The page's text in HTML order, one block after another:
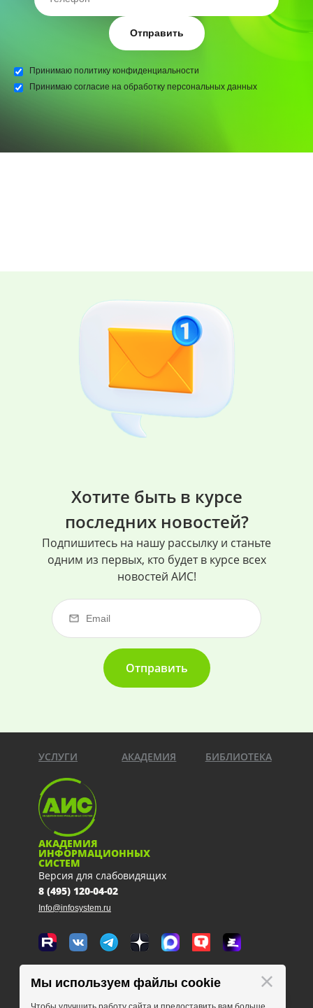
Отправить
Принимаю политику конфиденциальности
Принимаю согласие на обработку персональных данных
Хотите быть в курсе
последних новостей?
Подпишитесь на нашу рассылку и станьте
одним из первых, кто будет в курсе всех
новостей АИС!
Отправить
УСЛУГИ АКАДЕМИЯ БИБЛИОТЕКА
АКАДЕМИЯ
ИНФОРМАЦИОННЫХ
СИСТЕМ
Версия для слабовидящих
8 (495) 120-04-02
Info@infosystem.ru
Москва, 111123, ул. Плеханова, 4а
схема проезда
Мы используем файлы cookie